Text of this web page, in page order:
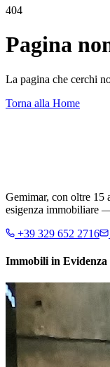
404
Pagina
La pagina che cerchi
Torna alla Home
Gemimar, con oltre 15
esigenza immobiliare
+39 329 652 2716
Immobili in Evidenza